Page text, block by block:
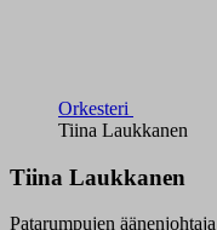
Orkesteri
Tiina Laukkanen
Tiina Laukkanen
Patarumpujen äänenjohtaja